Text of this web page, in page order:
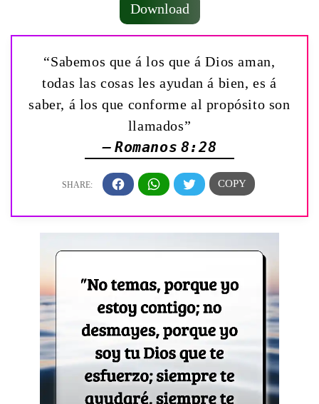
Download
“Sabemos que á los que á Dios aman,
todas las cosas les ayudan á bien, es á
saber, á los que conforme al propósito son
llamados”
— Romanos 8:28